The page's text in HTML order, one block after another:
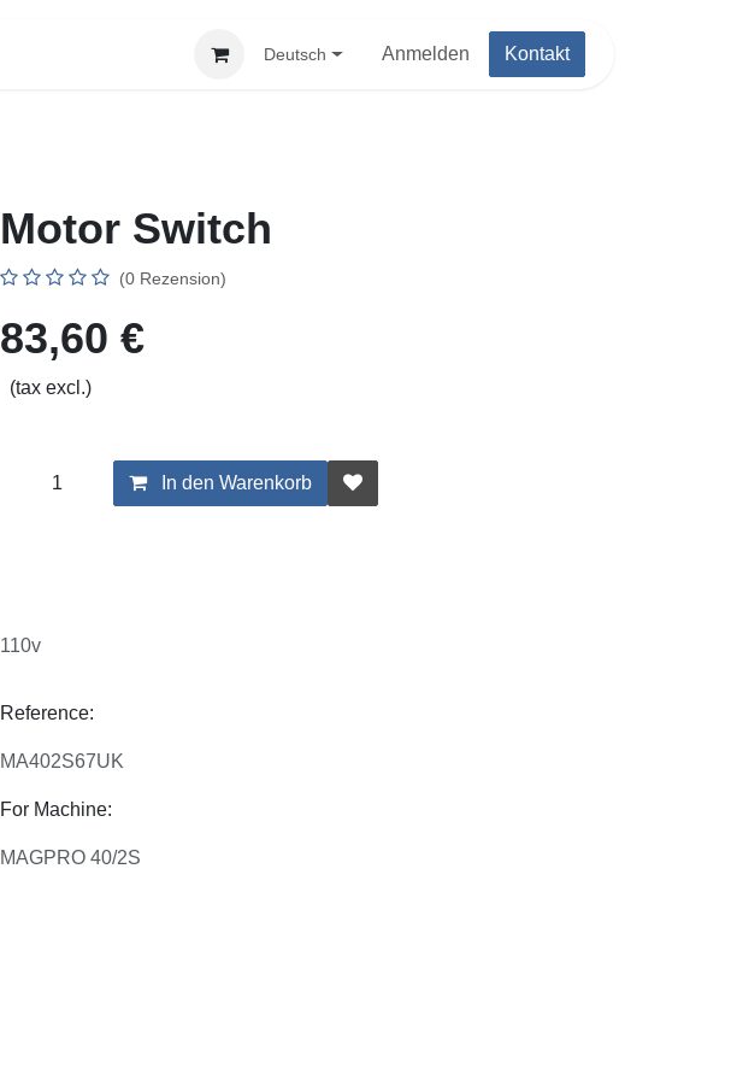
Deutsch Anmelden Kontakt
Motor Switch
(0 Rezension)
83,60€
(tax excl.)
In den Warenkorb
110v
Reference:
MA402S67UK
For Machine:
MAGPRO 40/2S